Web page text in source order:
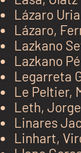
Lázaro
Lázaro,
Lazkano
Lazkano
Legarreta
Le Peltier,
Leth,
Linares
Linhart,